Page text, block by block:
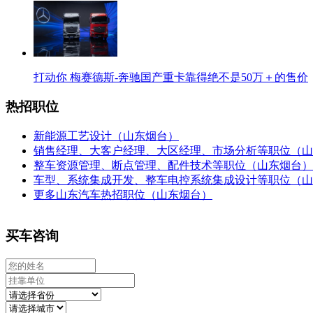
打动你 梅赛德斯-奔驰国产重卡靠得绝不是50万＋的售价
热招职位
新能源工艺设计（山东烟台）
销售经理、大客户经理、大区经理、市场分析等职位（山
整车资源管理、断点管理、配件技术等职位（山东烟台）
车型、系统集成开发、整车电控系统集成设计等职位（山
更多山东汽车热招职位（山东烟台）
买车咨询